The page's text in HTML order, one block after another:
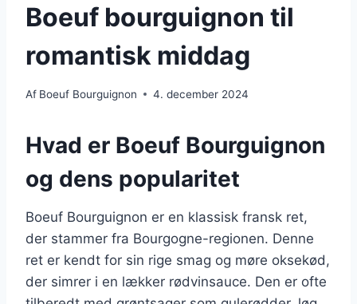
Boeuf bourguignon til
romantisk middag
Af Boeuf Bourguignon 4. december 2024
Hvad er Boeuf Bourguignon
og dens popularitet
Boeuf Bourguignon er en klassisk fransk ret,
der stammer fra Bourgogne-regionen. Denne
ret er kendt for sin rige smag og møre oksekød,
der simrer i en lækker rødvinsauce. Den er ofte